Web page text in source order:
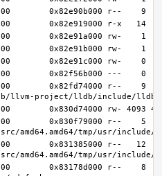
0x82fd74000 r--    9
0x830f79000 r--    5
0x831385000 r--   12
0x83178d000 r--    8